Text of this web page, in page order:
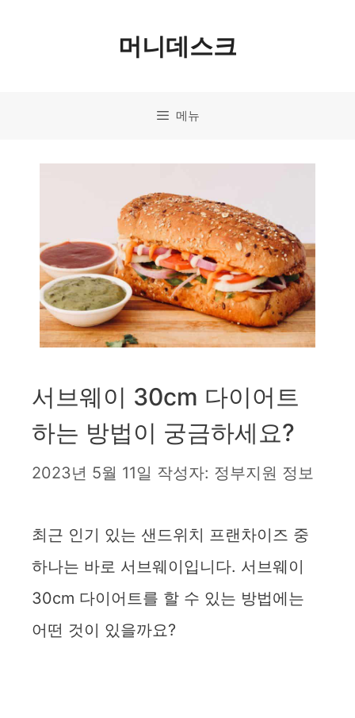
머니데스크
메뉴
서브웨이 30cm 다이어트
하는 방법이 궁금하세요?
2023년 5월 11일 작성자: 정부지원 정보
최근 인기 있는 샌드위치 프랜차이즈 중
하나는 바로 서브웨이입니다. 서브웨이
30cm 다이어트를 할 수 있는 방법에는
어떤 것이 있을까요?